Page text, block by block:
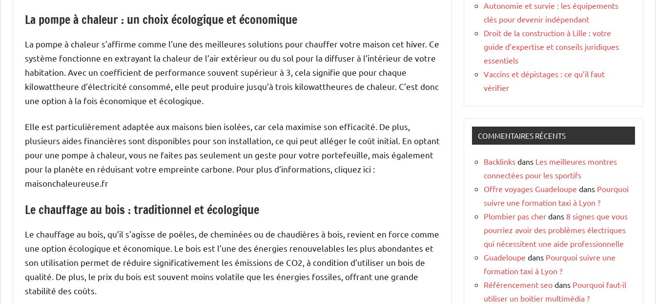
La pompe à chaleur : un choix écologique et économique
La pompe à chaleur s’affirme comme l’une des meilleures solutions pour chauffer votre maison cet hiver. Ce
système fonctionne en extrayant la chaleur de l’air extérieur ou du sol pour la diffuser à l’intérieur de votre
habitation. Avec un coefficient de performance souvent supérieur à 3, cela signifie que pour chaque
kilowattheure d’électricité consommé, elle peut produire jusqu’à trois kilowattheures de chaleur. C’est donc
une option à la fois économique et écologique.
Elle est particulièrement adaptée aux maisons bien isolées, car cela maximise son efficacité. De plus,
plusieurs aides financières sont disponibles pour son installation, ce qui peut alléger le coût initial. En optant
pour une pompe à chaleur, vous ne faites pas seulement un geste pour votre portefeuille, mais également
pour la planète en réduisant votre empreinte carbone. Pour plus d’informations, cliquez ici :
maisonchaleureuse.fr
Le chauffage au bois : traditionnel et écologique
Le chauffage au bois, qu’il s’agisse de poêles, de cheminées ou de chaudières à bois, revient en force comme
une option écologique et économique. Le bois est l’une des énergies renouvelables les plus abondantes et
son utilisation permet de réduire significativement les émissions de CO2, à condition d’utiliser un bois de
qualité. De plus, le prix du bois est souvent moins volatile que les énergies fossiles, offrant une grande
stabilité des coûts.
Autonomie et survie : les équipements
clés pour devenir indépendant
Droit de la construction à Lille : votre
guide d’expertise et conseils juridiques
essentiels
Vaccins et dépistages : ce qu’il faut
vérifier
COMMENTAIRES RÉCENTS
Backlinks dans Les meilleures montres
connectées pour les sportifs
Offre voyages Guadeloupe dans Pourquoi
suivre une formation taxi à Lyon ?
Plombier pas cher dans 8 signes que vous
pourriez avoir des problèmes électriques
qui nécessitent une aide professionnelle
Guadeloupe dans Pourquoi suivre une
formation taxi à Lyon ?
Référencement seo dans Pourquoi faut-il
utiliser un boitier multimédia ?